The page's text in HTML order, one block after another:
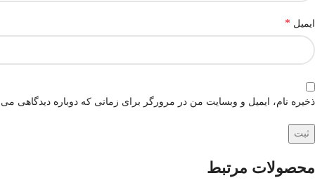
ایمیل *
ذخیره نام، ایمیل و وبسایت من در مرورگر برای زمانی که دوباره دیدگاهی
محصولات مرتبط